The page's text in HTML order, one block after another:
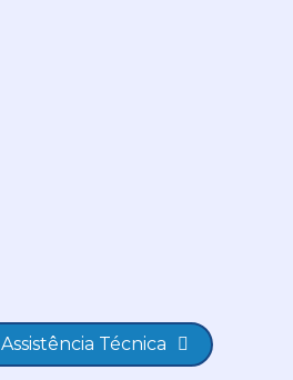
Assistência Técnica